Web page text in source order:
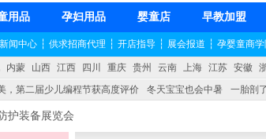
用品 孕妇用品 婴童店 早教加盟
新闻中心 ┆ 供求招商代理 ┆ 开店指导 ┆ 展会报道 ┆ 孕婴童商
内蒙 山西 江西 四川 重庆 贵州 云南 上海 江苏 安徽
，第二届少儿编程节获高度评价 冬天宝宝也会中暑 一胎剖
,毕竟母婴产品比较特殊。”